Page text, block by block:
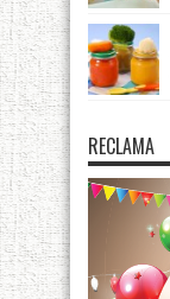
RECLAMA